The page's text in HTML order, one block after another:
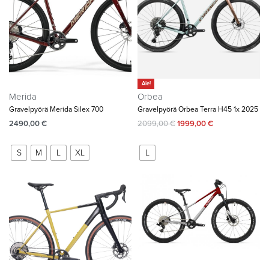
Merida
Gravelpyörä Merida Silex 700
2490,00€
S M L XL
Ale!
Orbea
Gravelpyörä Orbea Terra H45 1x 2025
2099,00€1999,00€
L